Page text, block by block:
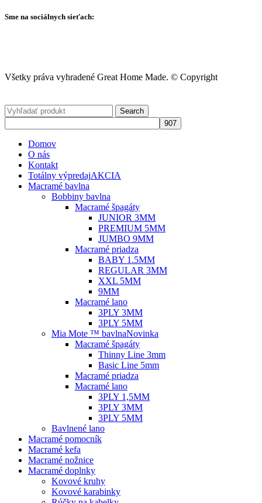
Sme na sociálnych sieťach:
Všetky práva vyhradené Great Home Made. © Copyright
Search
Domov
O nás
Kontakt
Totálny výpredajAKCIA
Macramé bavlna
Bobbiny bavlna
Macramé špagáty
JUNIOR 3MM
PREMIUM 5MM
JUMBO 9MM
Macramé priadza
BABY 1.5MM
REGULAR 3MM
XXL 5MM
9MM
Macramé lano
3PLY 3MM
3PLY 5MM
Mia Mote ™ bavlnaNovinka
Macramé špagáty
Thinny Line 3mm
Basic Line 5mm
Macramé priadza
Macramé lano
3PLY 1,5MM
3PLY 3MM
3PLY 5MM
Bavlnené lano
Macramé pomocník
Macramé kefa
Macramé nožnice
Macramé doplnky
Kovové kruhy
Kovové karabinky